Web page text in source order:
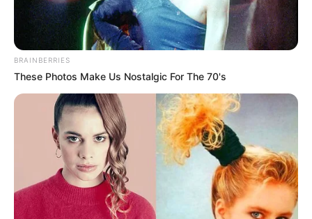
BRAINBERRIES
These Photos Make Us Nostalgic For The 70's